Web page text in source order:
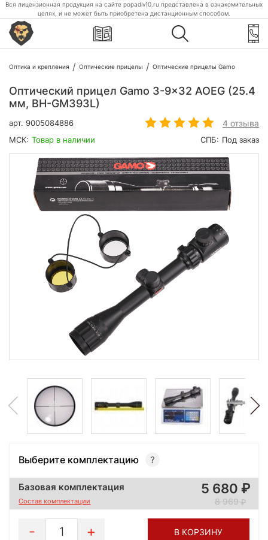
Вся лицензионная продукция на сайте popadiv10.ru представлена в ознакомительных
целях, и не может быть приобретена дистанционным способом.
Оптика и крепления Оптические прицелы Оптические прицелы Gamo
Оптический прицел Gamo 3-9x32 AOEG (25.4
мм, BH-GM393L)
арт. 9005084886 4 отзыва
МСК: Товар в наличии СПБ: Под заказ
Выберите комплектацию
Базовая комплектация
Состав комплектации
5 680
8 969
1 В КОРЗИНУ